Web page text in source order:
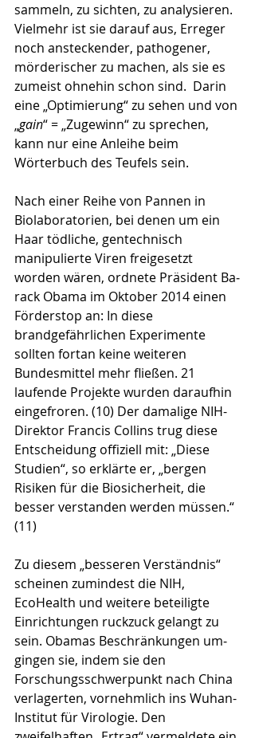
sammeln, zu sichten, zu analysieren.
Vielmehr ist sie darauf aus, Erreger
noch ansteckender, pathogener,
mörderischer zu machen, als sie es
zumeist ohnehin schon sind.  Darin
eine „Optimie­rung“ zu sehen und von
„gain“ = „Zugewinn“ zu spre­chen,
kann nur eine Anleihe beim
Wörterbuch des Teufels sein.
Nach einer Reihe von Pannen in
Biolaboratorien, bei denen um ein
Haar tödliche, gentechnisch
manipulierte Viren freigesetzt
worden wären, ordnete Präsident Ba­
rack Obama im Oktober 2014 einen
Förderstop an: In diese
brandgefährlichen Experimente
sollten fortan keine weiteren
Bundesmittel mehr fließen. 21
laufende Projekte wurden daraufhin
eingefroren. (10) Der damalige NIH-
Direktor Francis Collins trug diese
Entscheidung offiziell mit: „Diese
Studien“, so erklärte er, „bergen
Risiken für die Biosicherheit, die
besser verstanden werden müs­sen.“
(11)
Zu diesem „besseren Verständnis“
scheinen zumindest die NIH,
EcoHealth und weitere beteiligte
Einrichtungen ruckzuck gelangt zu
sein. Obamas Beschränkungen um­
gingen sie, indem sie den
Forschungsschwerpunkt nach China
verlagerten, vornehmlich ins Wuhan-
Institut für Virologie. Den